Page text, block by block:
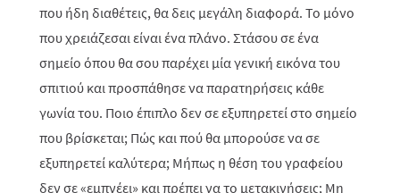
που ήδη διαθέτεις, θα δεις μεγάλη διαφορά. Το μόνο
που χρειάζεσαι είναι ένα πλάνο. Στάσου σε ένα
σημείο όπου θα σου παρέχει μία γενική εικόνα του
σπιτιού και προσπάθησε να παρατηρήσεις κάθε
γωνία του. Ποιο έπιπλο δεν σε εξυπηρετεί στο σημείο
που βρίσκεται; Πώς και πού θα μπορούσε να σε
εξυπηρετεί καλύτερα; Μήπως η θέση του γραφείου
δεν σε «εμπνέει» και πρέπει να το μετακινήσεις; Μη